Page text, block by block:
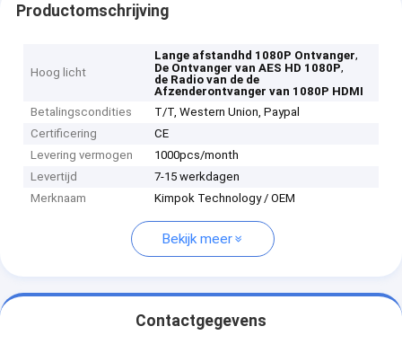
Productomschrijving
Hoog licht
Lange afstandhd 1080P Ontvanger,
De Ontvanger van AES HD 1080P,
de Radio van de de
Afzenderontvanger van 1080P HDMI
Betalingscondities
T/T, Western Union, Paypal
Certificering
CE
Levering vermogen
1000pcs/month
Levertijd
7-15 werkdagen
Merknaam
Kimpok Technology / OEM
Bekijk meer
Contactgegevens